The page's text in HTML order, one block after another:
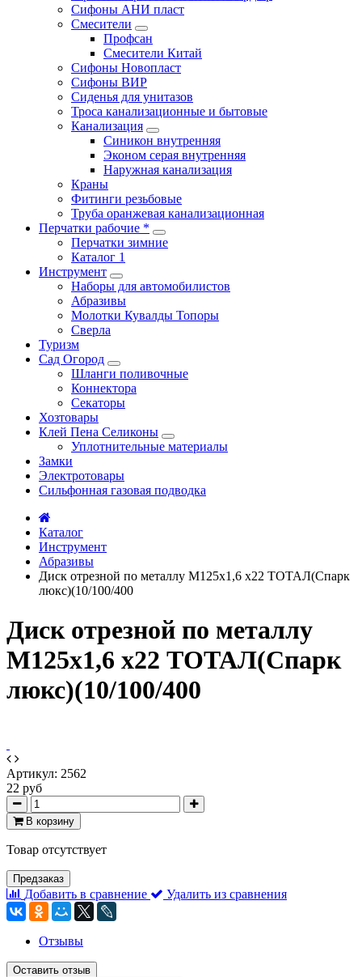
Сифоны АНИ пласт
Смесители
Профсан
Смесители Китай
Сифоны Новопласт
Сифоны ВИР
Сиденья для унитазов
Троса канализационные и бытовые
Канализация
Синикон внутренняя
Эконом серая внутренняя
Наружная канализация
Краны
Фитинги резьбовые
Труба оранжевая канализационная
Перчатки рабочие *
Перчатки зимние
Каталог 1
Инструмент
Наборы для автомобилистов
Абразивы
Молотки Кувалды Топоры
Сверла
Туризм
Сад Огород
Шланги поливочные
Коннектора
Секаторы
Хозтовары
Клей Пена Селиконы
Уплотнительные материалы
Замки
Электротовары
Сильфонная газовая подводка
Каталог
Инструмент
Абразивы
Диск отрезной по металлу М125х1,6 х22 ТОТАЛ(Спарк
люкс)(10/100/400
Диск отрезной по металлу
М125х1,6 х22 ТОТАЛ(Спарк
люкс)(10/100/400
Артикул: 2562
22 руб
В корзину
Товар отсутствует
Предзаказ
Добавить в сравнение Удалить из сравнения
Отзывы
Оставить отзыв